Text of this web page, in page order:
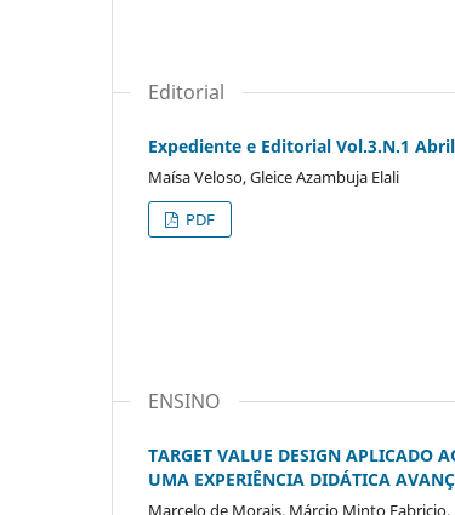
Editorial
Expediente e Editorial Vol.3.N.1
Maísa Veloso, Gleice Azambuja Elali
PDF
ENSINO
TARGET VALUE DESIGN APLICADO
UMA EXPERIÊNCIA DIDÁTICA
Marcelo de Morais, Márcio Minto Fabricio,